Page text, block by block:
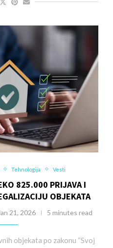
Tehnologija Vesti
825.000 PRIJAVA I
OBJEKATA
21, 2026 5 minutes read
objekata po zakonu “Svoj